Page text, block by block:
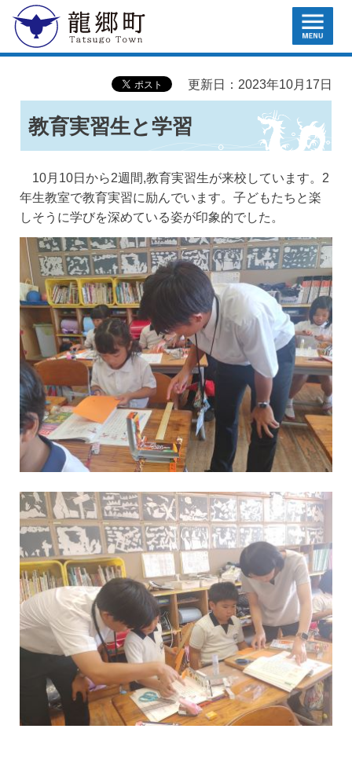
龍郷町 MENU
更新日：2023年10月17日
教育実習生と学習
10月10日から2週間,教育実習生が来校しています。2
年生教室で教育実習に励んでいます。子どもたちと楽
しそうに学びを深めている姿が印象的でした。